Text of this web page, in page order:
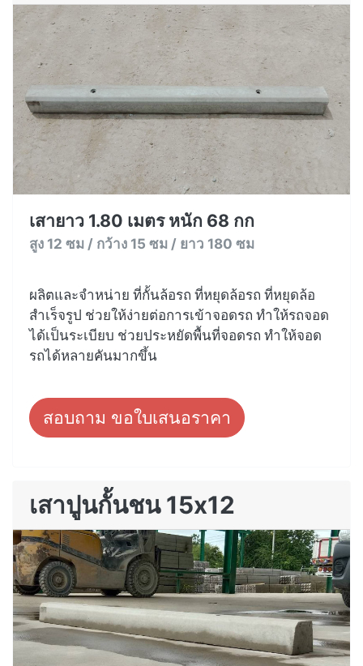
เสายาว 1.80 เมตร หนัก 68 กก
สูง 12 ซม / กว้าง 15 ซม / ยาว 180 ซม
ผลิตและจำหน่าย ที่กั้นล้อรถ ที่หยุดล้อรถ ที่หยุดล้อ
สำเร็จรูป ช่วยให้ง่ายต่อการเข้าจอดรถ ทำให้รถจอด
ได้เป็นระเบียบ ช่วยประหยัดพื้นที่จอดรถ ทำให้จอด
รถได้หลายคันมากขึ้น
สอบถาม ขอใบเสนอราคา
เสาปูนกั้นชน 15x12